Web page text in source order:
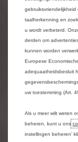
COLLECTION
110pk
Voorraadprijs:
taalherkenning en
u wordt verbeterd.
derden om
kunnen worden
Europese
adequaatheidsbesluit
uw toestemming (Art.
Als u meer wilt weten
beheren, kunt u ons
instellingen beheren’